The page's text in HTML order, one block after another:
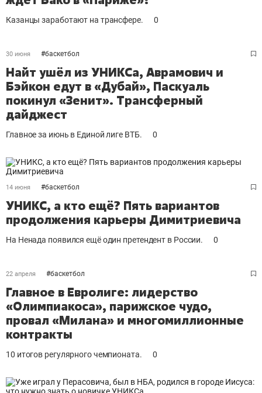
Казанцы заработают на трансфере. 0
30 июня #баскетбол
Найт ушёл из УНИКСа, Аврамович и
Бэйкон едут в «Дубай», Паскуаль
покинул «Зенит». Трансферный
дайджест
Главное за июнь в Единой лиге ВТБ. 0
14 июня #баскетбол
УНИКС, а кто ещё? Пять вариантов
продолжения карьеры Димитриевича
На Ненада появился ещё один претендент в России. 0
22 апреля #баскетбол
Главное в Евролиге: лидерство
«Олимпиакоса», парижское чудо,
провал «Милана» и многомиллионные
контракты
10 итогов регулярного чемпионата. 0